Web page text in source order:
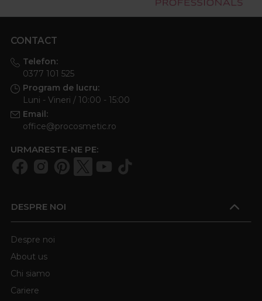
CONTACT
Telefon:
0377 101 525
Program de lucru:
Luni - Vineri / 10:00 - 15:00
Email:
office@procosmetic.ro
URMARESTE-NE PE:
DESPRE NOI
Despre noi
About us
Chi siamo
Cariere